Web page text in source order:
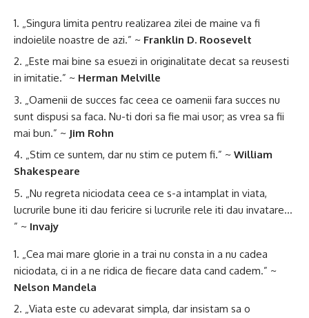
„Singura limita pentru realizarea zilei de maine va fi
indoielile noastre de azi.” ~ Franklin D. Roosevelt
„Este mai bine sa esuezi in originalitate decat sa reusesti
in imitatie.” ~ Herman Melville
„Oamenii de succes fac ceea ce oamenii fara succes nu
sunt dispusi sa faca. Nu-ti dori sa fie mai usor; as vrea sa fii
mai bun.” ~ Jim Rohn
„Stim ce suntem, dar nu stim ce putem fi.” ~ William
Shakespeare
„Nu regreta niciodata ceea ce s-a intamplat in viata,
lucrurile bune iti dau fericire si lucrurile rele iti dau invatare…
” ~ Invajy
„Cea mai mare glorie in a trai nu consta in a nu cadea
niciodata, ci in a ne ridica de fiecare data cand cadem.” ~
Nelson Mandela
„Viata este cu adevarat simpla, dar insistam sa o